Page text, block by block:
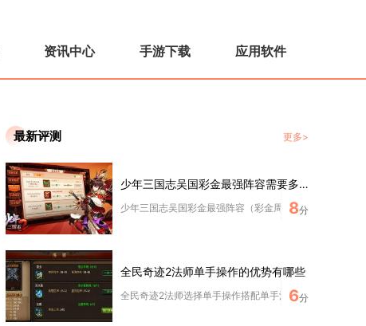
资讯中心 手游下载 应用软件
最新评测 更多>
少年三国志吴国彩金最强阵容需要多少资源来培养
少年三国志吴国彩金最强阵容（彩金周瑜+彩金甘宁+彩金
8分
全民奇迹2法师单手操作的优势有哪些
全民奇迹2法师选择单手操作搭配单手法杖与盾牌，核心
6分